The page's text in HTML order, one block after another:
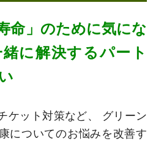
命」のために気にな
に解決するパート
ケット対策など、 グリーン
についてのお悩みを改善す